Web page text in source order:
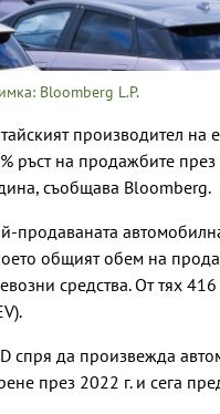
Bloomberg L.P.
производител на
ръст на продажбите
съобщава Bloomberg.
продаваната
общият обем на
средства. От тях
спря да произвежда
през 2022 г. и сега